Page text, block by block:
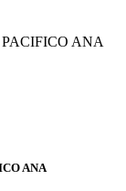
ANA
ANA